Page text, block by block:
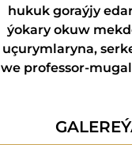
hukuk goraýjy
ýokary okuw
uçurymlaryna,
we professor-